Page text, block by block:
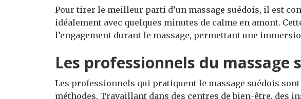
Pour tirer le meilleur parti d’un massage suédois, il est
idéalement avec quelques minutes de calme en amont.
l’engagement durant le massage, permettant une
Les professionnels du massage
Les professionnels qui pratiquent le massage suédois
méthodes. Travaillant dans des centres de bien-être, des